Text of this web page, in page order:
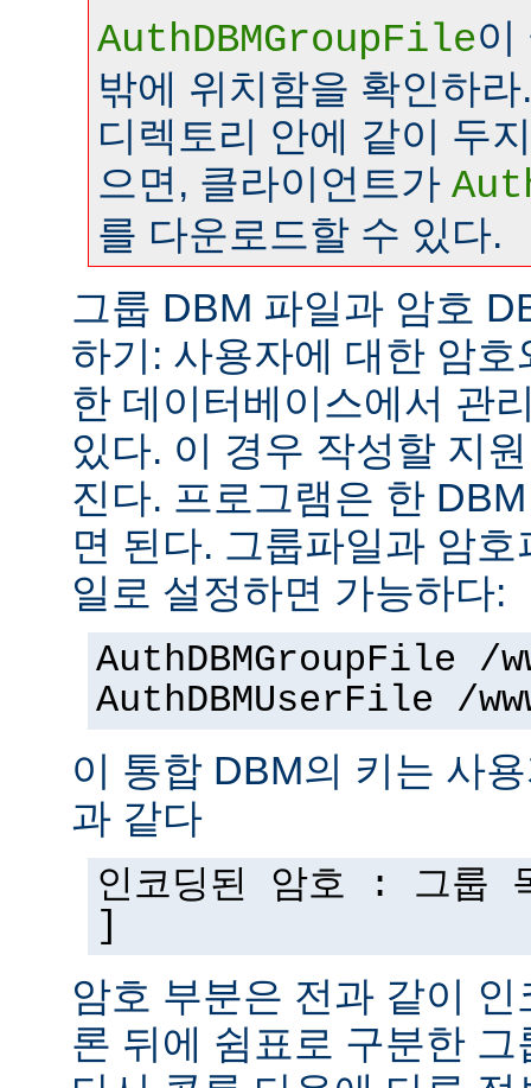
AuthDBMGroupFile이
밖에 위치함을 확인하
디렉토리 안에 같이 두
으면, 클라이언트가
를 다운로드할 수 있다.
그룹 DBM 파일과 암호
하기: 사용자에 대한 암
한 데이터베이스에서 관
있다. 이 경우 작성할 지
진다. 프로그램은 한
면 된다. 그룹파일과 암
일로 설정하면 가능하다:
AuthDBMGroupFile /
AuthDBMUserFile /
이 통합 DBM의 키는 사
과 같다
인코딩된 암호 : 그
]
암호 부분은 전과 같이
론 뒤에 쉼표로 구분한